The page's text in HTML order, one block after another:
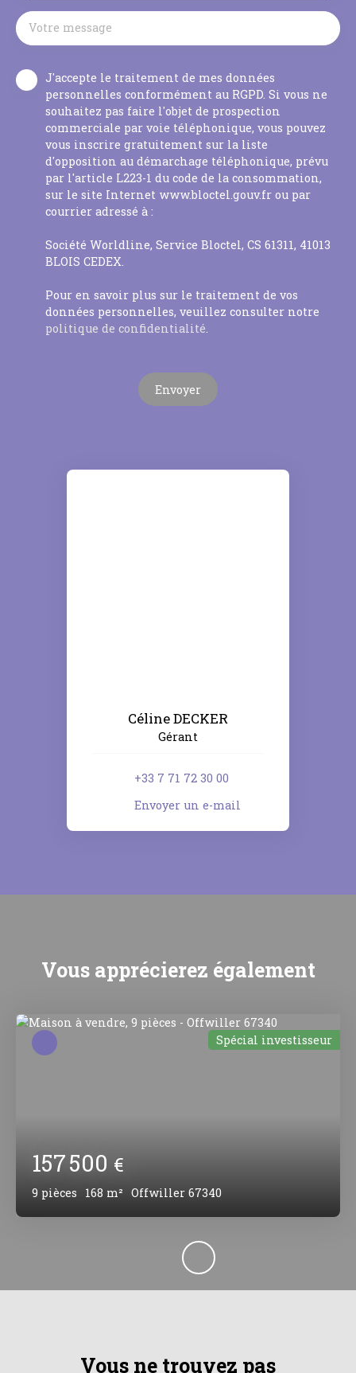
Votre message
J'accepte le traitement de mes données
personnelles conformément au RGPD. Si vous ne
souhaitez pas faire l'objet de prospection
commerciale par voie téléphonique, vous pouvez
vous inscrire gratuitement sur la liste
d'opposition au démarchage téléphonique, prévu
par l'article L223-1 du code de la consommation,
sur le site Internet www.bloctel.gouv.fr ou par
courrier adressé à :
Société Worldline, Service Bloctel, CS 61311, 41013
BLOIS CEDEX.
Pour en savoir plus sur le traitement de vos
données personnelles, veuillez consulter notre
politique de confidentialité.
Envoyer
Céline DECKER
Gérant
+33 7 71 72 30 00
Envoyer un e-mail
Vous apprécierez également
157 500 €
9 pièces 168 m² Offwiller 67340
Spécial investisseur
Vous ne trouvez pas